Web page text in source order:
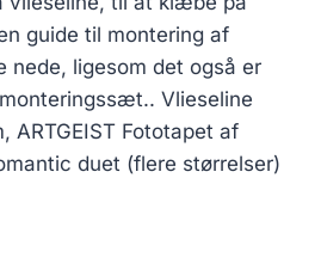
guide til montering af
ligesom det også er
Vlieseline
ARTGEIST Fototapet af
duet (flere størrelser)